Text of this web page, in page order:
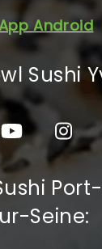
Android
Sushi
Seine: